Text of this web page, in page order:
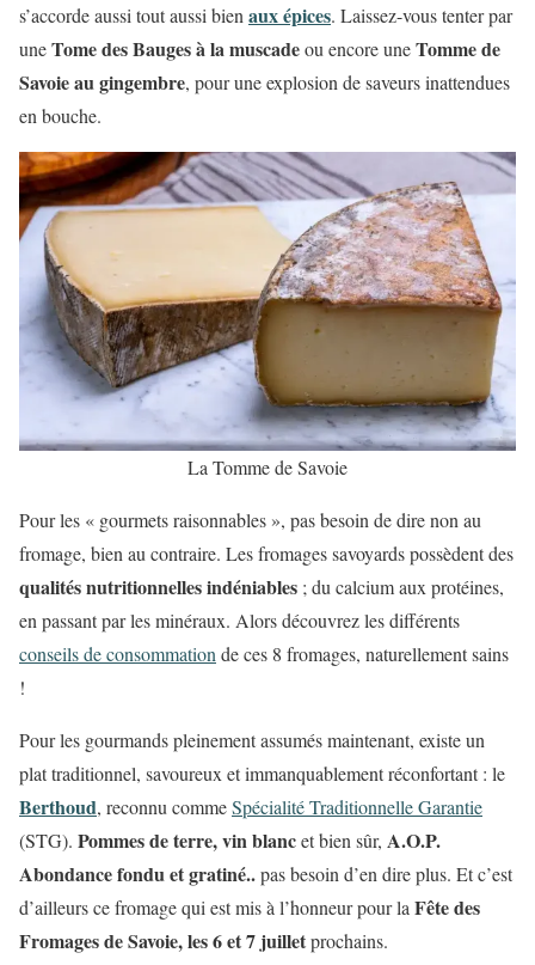
s’accorde aussi tout aussi bienaux épices. Laissez-vous tenter par
uneTome des Bauges à la muscadeou encore uneTomme de
Savoie au gingembre, pour une explosion de saveurs inattendues
en bouche.
La Tomme de Savoie
Pour les « gourmets raisonnables », pas besoin de dire non au
fromage, bien au contraire. Les fromages savoyards possèdent des
qualités nutritionnelles indéniables ; du calcium aux protéines,
en passant par les minéraux. Alors découvrez les différents
conseils de consommationde ces 8 fromages, naturellement sains
!
Pour les gourmands pleinement assumés maintenant, existe un
plat traditionnel, savoureux et immanquablement réconfortant : le
Berthoud, reconnu commeSpécialité Traditionnelle Garantie
(STG). Pommes de terre, vin blancet bien sûr, A.O.P.
Abondance fondu et gratiné..pas besoin d’en dire plus. Et c’est
d’ailleurs ce fromage qui est mis à l’honneur pour laFête des
Fromages de Savoie, les 6 et 7 juilletprochains.